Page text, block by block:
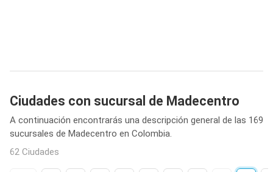
Ciudades con sucursal de Madecentro
A continuación encontrarás una descripción general de las 169
sucursales de Madecentro en Colombia.
62 Ciudades